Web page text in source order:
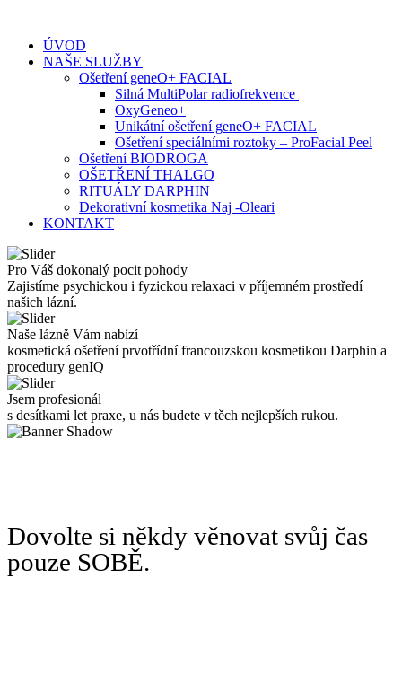
contentÚVOD
NAŠE SLUŽBY
Ošetření geneO+ FACIAL
Silná MultiPolar radiofrekvence
OxyGeneo+
Unikátní ošetření geneO+ FACIAL
Ošetření speciálními roztoky – ProFacial Peel
Ošetření BIODROGA
OŠETŘENÍ THALGO
RITUÁLY DARPHIN
Dekorativní kosmetika Naj -Oleari
KONTAKT
Pro Váš dokonalý pocit pohody
Zajistíme psychickou i fyzickou relaxaci v příjemném prostředí
našich lázní.
Naše lázně Vám nabízí
kosmetická ošetření prvotřídní francouzskou kosmetikou Darphin a
procedury genIQ
Jsem profesionál
s desítkami let praxe, u nás budete v těch nejlepších rukou.
Dovolte si někdy věnovat svůj čas
pouze SOBĚ.